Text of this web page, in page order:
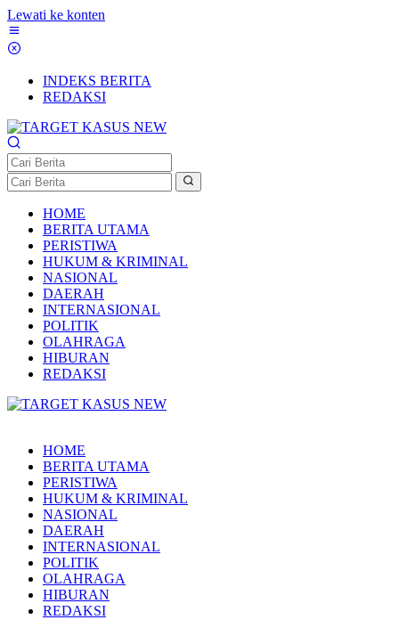
Lewati ke konten
INDEKS BERITA
REDAKSI
HOME
BERITA UTAMA
PERISTIWA
HUKUM & KRIMINAL
NASIONAL
DAERAH
INTERNASIONAL
POLITIK
OLAHRAGA
HIBURAN
REDAKSI
HOME
BERITA UTAMA
PERISTIWA
HUKUM & KRIMINAL
NASIONAL
DAERAH
INTERNASIONAL
POLITIK
OLAHRAGA
HIBURAN
REDAKSI